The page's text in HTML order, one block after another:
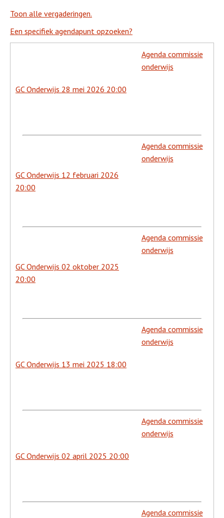
Toon alle vergaderingen.
Een specifiek agendapunt opzoeken?
GC Onderwijs 28 mei 2026 20:00
Agenda commissie
onderwijs
GC Onderwijs 12 februari 2026
20:00
Agenda commissie
onderwijs
GC Onderwijs 02 oktober 2025
20:00
Agenda commissie
onderwijs
GC Onderwijs 13 mei 2025 18:00
Agenda commissie
onderwijs
GC Onderwijs 02 april 2025 20:00
Agenda commissie
onderwijs
Agenda commissie